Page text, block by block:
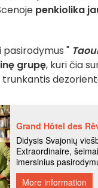
penkiolika
pasirodymus "
grupę, kuri čia